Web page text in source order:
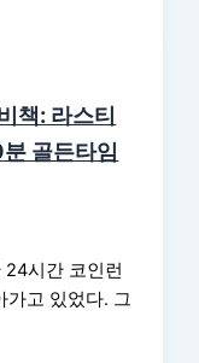
책: 라스티
골든타임
시간 코인런
가고 있었다. 그